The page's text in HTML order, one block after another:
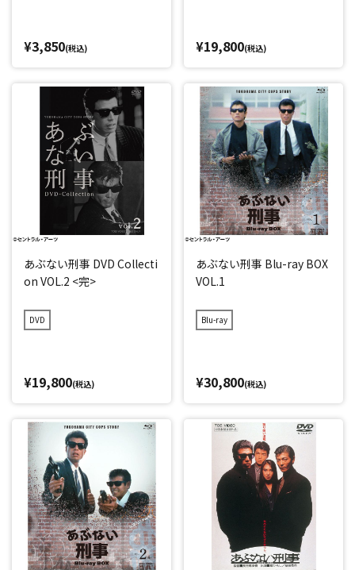
¥3,850(税込) ¥19,800(税込)
あぶない刑事 DVD Collecti
on VOL.2 <完>
DVD
¥19,800(税込)
あぶない刑事 Blu-ray BOX
VOL.1
Blu-ray
¥30,800(税込)